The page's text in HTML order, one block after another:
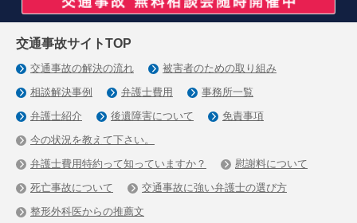
交通事故サイトTOP
交通事故の解決の流れ
被害者のための取り組み
相談解決事例
弁護士費用
事務所一覧
弁護士紹介
後遺障害について
免責事項
今の状況を教えて下さい。
弁護士費用特約って知っていますか？
慰謝料について
死亡事故について
交通事故に強い弁護士の選び方
整形外科医からの推薦文